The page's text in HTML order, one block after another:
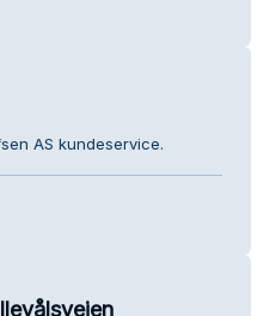
AS kundeservice.